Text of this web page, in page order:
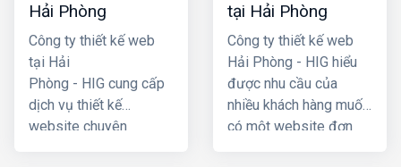
Hải Phòng
Công ty thiết kế web
tại Hải
Phòng - HIG cung cấp
dịch vụ thiết kế
website chuyên
tại Hải Phòng
Công ty thiết kế web
Hải Phòng - HIG hiểu
được nhu cầu của
nhiều khách hàng muốn
có một website đơn